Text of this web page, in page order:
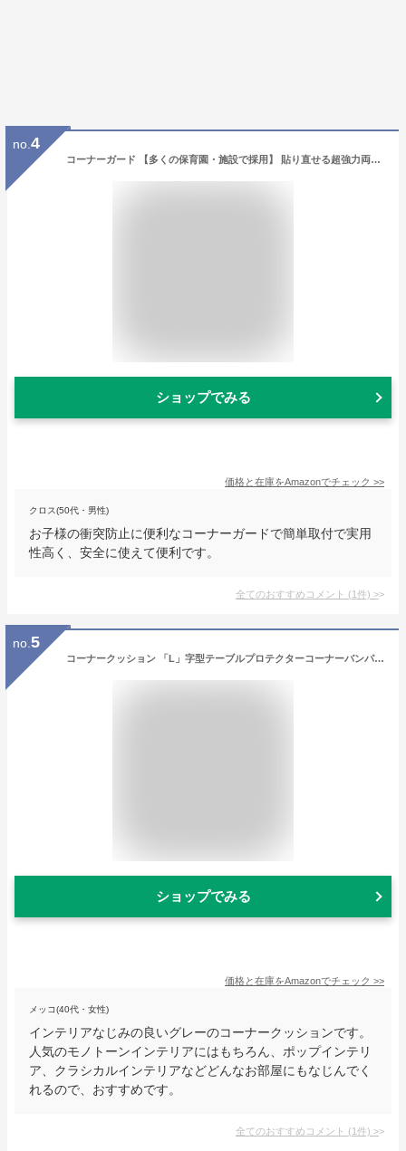
no. 4
コーナーガード 【多くの保育園・施設で採用】 貼り直せる超強力両面テープ(水洗いで粘着力復活) 【世界トップクラス SGS安全検査合格】ゴム5倍弾力の新クッション素材 保育士開発 コーナークッション ベビーガード 赤ちゃん 角 角防止 怪我防止 クッション
ショップでみる
価格と在庫をAmazonでチェック >>
クロス(50代・男性)
お子様の衝突防止に便利なコーナーガードで簡単取付で実用
性高く、安全に使えて便利です。
全てのおすすめコメント (1件) >
no. 5
コーナークッション 「L」字型テーブルプロテクターコーナーバンパー20パックコーナーガードチャイルドセーフティ食品グレードPVC素材家具ウィンドウキャビネット用ベビーコーナープロテクター 家具 クッション(Color:グレー)
ショップでみる
価格と在庫をAmazonでチェック >>
メッコ(40代・女性)
インテリアなじみの良いグレーのコーナークッションです。
人気のモノトーンインテリアにはもちろん、ポップインテリ
ア、クラシカルインテリアなどどんなお部屋にもなじんでく
れるので、おすすめです。
全てのおすすめコメント (1件) >